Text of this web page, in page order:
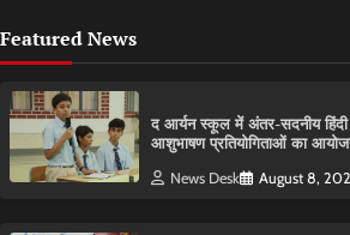
Featured News
द आर्यन स्कूल में अंतर-सदनीय हिंदी
आशुभाषण प्रतियोगिताओं का
News Desk August 8,